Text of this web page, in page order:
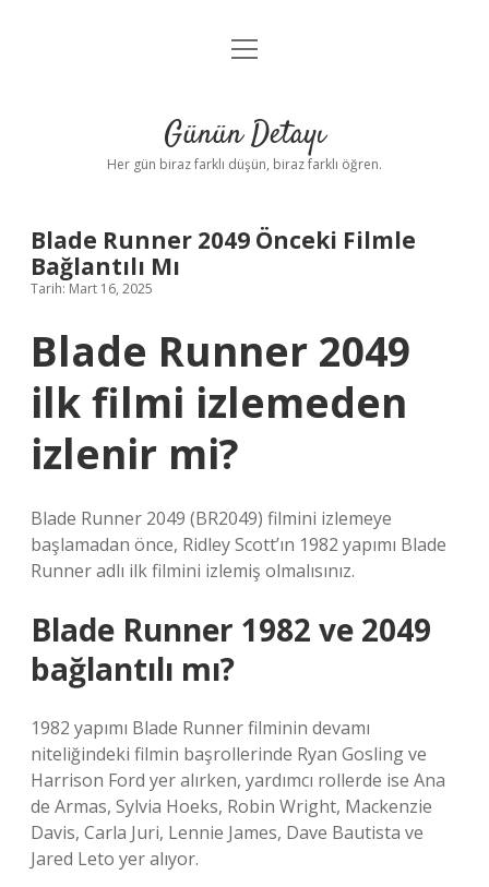
Anasayfa
Yasal Uyarı
menüyü
Günün Detayı
Her gün biraz farklı düşün, biraz farklı öğren.
Blade Runner 2049 Önceki Filmle
Bağlantılı Mı
Tarih: Mart 16, 2025
Blade Runner 2049
ilk filmi izlemeden
izlenir mi?
Blade Runner 2049 (BR2049) filmini izlemeye
başlamadan önce, Ridley Scott’ın 1982 yapımı Blade
Runner adlı ilk filmini izlemiş olmalısınız.
Blade Runner 1982 ve 2049
bağlantılı mı?
1982 yapımı Blade Runner filminin devamı
niteliğindeki filmin başrollerinde Ryan Gosling ve
Harrison Ford yer alırken, yardımcı rollerde ise Ana
de Armas, Sylvia Hoeks, Robin Wright, Mackenzie
Davis, Carla Juri, Lennie James, Dave Bautista ve
Jared Leto yer alıyor.